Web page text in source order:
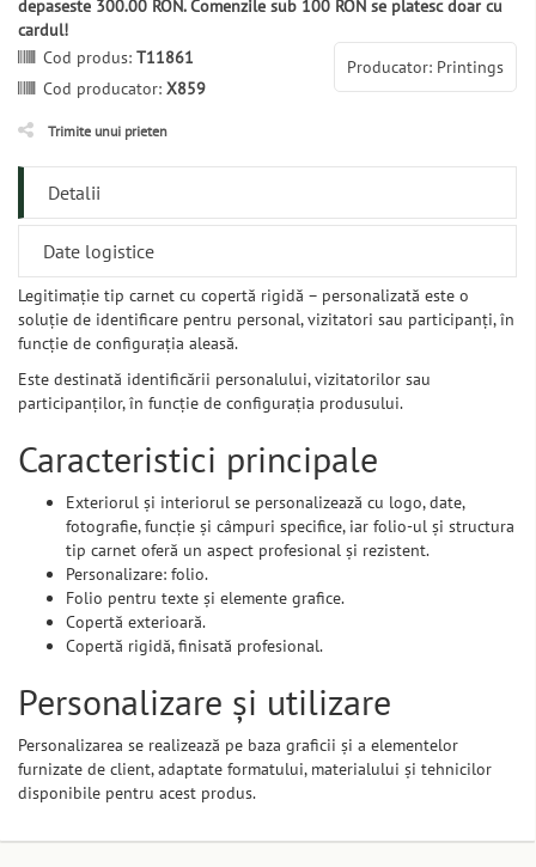
depaseste 300.00 RON. Comenzile sub 100 RON se platesc doar cu
cardul!
Producator: Printings
Cod produs: T11861
Cod producator: X859
Trimite unui prieten
Detalii
Date logistice
Legitimație tip carnet cu copertă rigidă – personalizată este o
soluție de identificare pentru personal, vizitatori sau participanți, în
funcție de configurația aleasă.
Este destinată identificării personalului, vizitatorilor sau
participanților, în funcție de configurația produsului.
Caracteristici principale
Exteriorul și interiorul se personalizează cu logo, date,
fotografie, funcție și câmpuri specifice, iar folio-ul și structura
tip carnet oferă un aspect profesional și rezistent.
Personalizare: folio.
Folio pentru texte și elemente grafice.
Copertă exterioară.
Copertă rigidă, finisată profesional.
Personalizare și utilizare
Personalizarea se realizează pe baza graficii și a elementelor
furnizate de client, adaptate formatului, materialului și tehnicilor
disponibile pentru acest produs.